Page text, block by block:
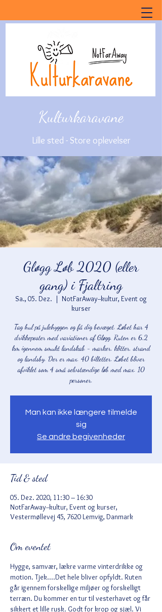
Kulturkaravane
Lille sted - Store oplevelser
Gløgg Løb 2020 (eller
gang) i Fjaltring
Sa., 05. Dez.
  |
NotFarAway--kultur, Event og
kurser
Tag hul på julehyggen og få dig bevæget. Løbet har 4
drikkeposter med variationer af Gløgg. Ruten er 6,2
km igennem smukt landskab - marker, klitter, strand
og landsby. Der er max. 40 billetter. Løbet bliver
afviklet som 4 små selvstændige løb med max. 10
personer.
Man kan ikke længere tilmelde
sig
Se andre begivenheder
Tid & sted
05. Dez. 2020, 11:30 – 16:30
NotFarAway--kultur, Event og kurser,
Vestermøllevej 45, 7620 Lemvig, Danmark
Om eventet
Hygge, samvær, lækre varme vinterdrikke og
motion. Tjek....Det hele bliver opfyldt. Ruten
går igennem forskellige miljøer og forskelligt
terræn. Du kommer en tur til vesterhavet og får
sikkert et lille rusk. Godt for krop og sjæl. Vi